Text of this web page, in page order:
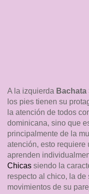
A la izquierda Bachata
los pies tienen su
la atención de todos
dominicana, sino que
principalmente de la
atención, esto
aprenden
Chicas siendo la
respecto al chico, la
movimientos de su